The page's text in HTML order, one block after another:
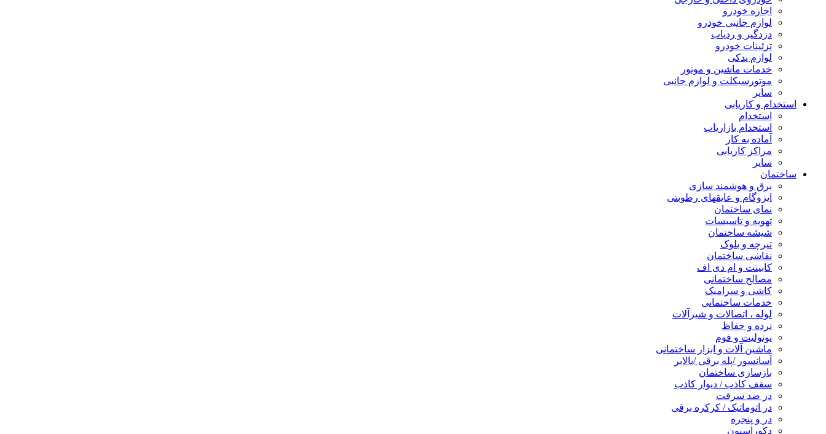
اجاره خودرو
لوازم جانبی خودرو
دزدگیر و ردیاب
تزئینات خودرو
لوازم یدکی
خدمات ماشین و موتور
موتورسیکلت و لوازم جانبی
سایر
استخدام و کاریابی
استخدام
استخدام بازاریاب
آماده به کار
مراکز کاریابی
سایر
ساختمان
برق و هوشمند سازی
ایزوگام و عایقهای رطوبتی
نمای ساختمان
تهویه و تاسیسات
شیشه ساختمان
تیرچه و بلوک
نقاشی ساختمان
کابینت و ام دی اف
مصالح ساختمانی
کاشی و سرامیک
خدمات ساختمانی
لوله ، اتصالات و شیرآلات
نرده و حفاظ
یونولیت و فوم
ماشین آلات و ابزار ساختمانی
آسانسور /پله برقی /بالابر
بازسازی ساختمان
سقف کاذب / دیوار کاذب
در ضد سرقت
در اتوماتیک / کرکره برقی
در و پنجره
دکوراسیون